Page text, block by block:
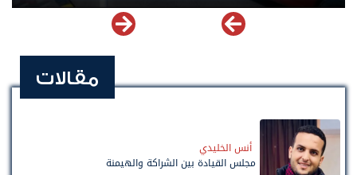
مقالات
أنس الخليدي
مجلس القيادة بين الشراكة والهيمنة